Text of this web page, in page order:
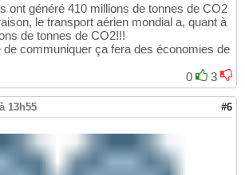
ont généré 410 millions de tonnes de CO2
le transport aérien mondial a, quant à
de tonnes de CO2!!!
de communiquer ça fera des économies de
0
3
13h55 #6